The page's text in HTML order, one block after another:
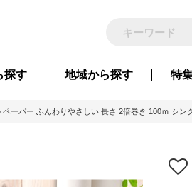
探す 地域から探す 特
ペーパー ふんわりやさしい 長さ 2倍巻き 100ｍ シ